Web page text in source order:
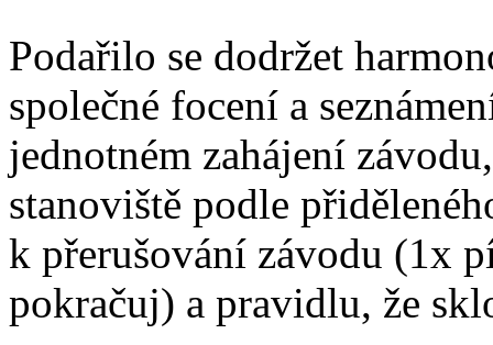
Podařilo se dodržet
společné focení a
jednotném zahájení
stanoviště podle
k přerušování závodu (1x
pokračuj) a pravidlu, že